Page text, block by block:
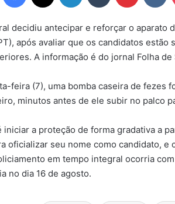
mail
decidiu antecipar e reforçar o aparato
após avaliar que os candidatos
A informação é do jornal Folha de
feira (7), uma bomba caseira de fezes
minutos antes de ele subir no palco
iniciar a proteção de forma gradativa a
oficializar seu nome como candidato, e
em tempo integral ocorria
no dia 16 de agosto.